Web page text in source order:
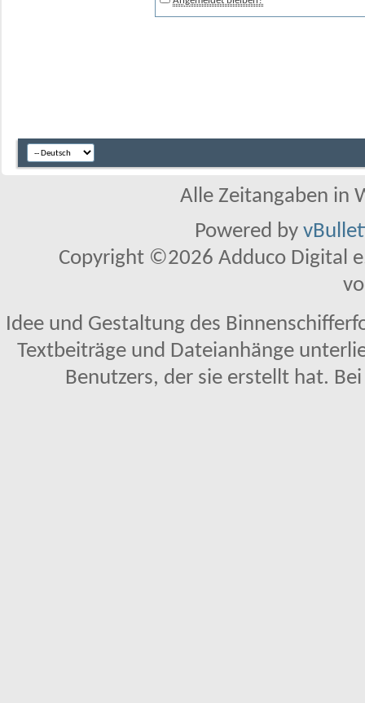
Alle Zeitangaben in
Powered by
Copyright ©2026 Adduco Digital
Idee und Gestaltung des
Textbeiträge und Dateianhänge
Benutzers, der sie erstellt hat.